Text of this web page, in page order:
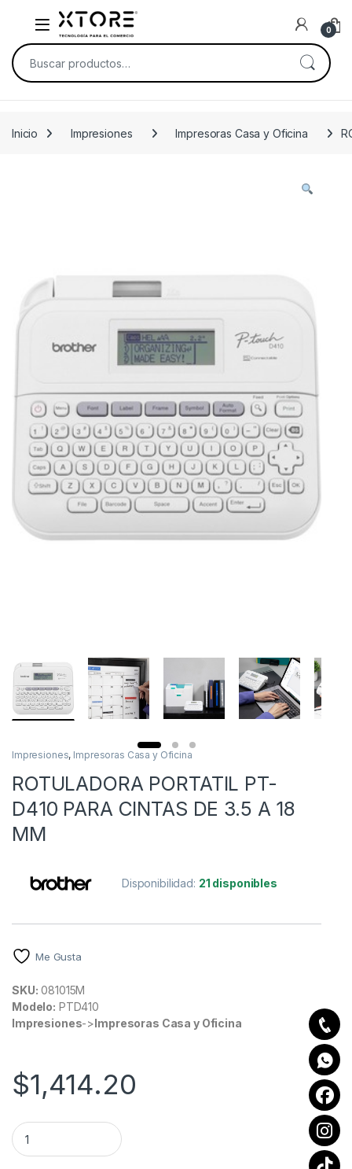
Skip to navigation
Skip to content
0
Buscar por:
Inicio Impresiones Impresoras Casa y Oficina
Impresiones, Impresoras Casa y Oficina
ROTULADORA PORTATIL PT-
D410 PARA CINTAS DE 3.5 A 18
MM
Disponibilidad: 21 disponibles
Me Gusta
SKU: 081015M
Modelo: PTD410
Impresiones->Impresoras Casa y Oficina
$1,414.20
ROTULADORA PORTATIL PT-D410 PARA CINTAS DE 3.5 A 18